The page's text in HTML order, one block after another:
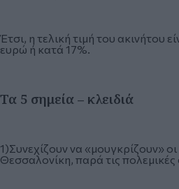
Έτσι, η τελική τιμή του ακινήτου
ευρώ ή κατά 17%.
Τα 5 σημεία – κλειδιά
1)Συνεχίζουν να «μουγκρίζουν»
Θεσσαλονίκη, παρά τις πολεμικές